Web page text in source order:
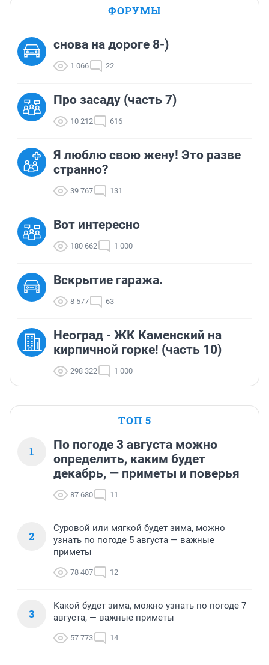
ФОРУМЫ
снова на дороге 8-)
1 066 22
Про засаду (часть 7)
10 212 616
Я люблю свою жену! Это разве
странно?
39 767 131
Вот интересно
180 662 1 000
Вскрытие гаража.
8 577 63
Неоград - ЖК Каменский на
кирпичной горке! (часть 10)
298 322 1 000
ТОП 5
1
По погоде 3 августа можно
определить, каким будет
декабрь, — приметы и поверья
87 680 11
2
Суровой или мягкой будет зима, можно
узнать по погоде 5 августа — важные
приметы
78 407 12
3
Какой будет зима, можно узнать по погоде 7
августа, — важные приметы
57 773 14